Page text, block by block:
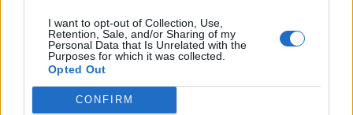
I want to opt-out of Collection, Use,
Retention, Sale, and/or Sharing of my
Personal Data that Is Unrelated with the
Purposes for which it was collected.
Opted Out
CONFIRM
Enrico Tonali È grigio scuro
come l'acciaio brunito di una ...
11/05/2008